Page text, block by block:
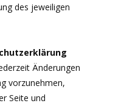
des jeweiligen
Änderungen
vorzunehmen,
Seite und